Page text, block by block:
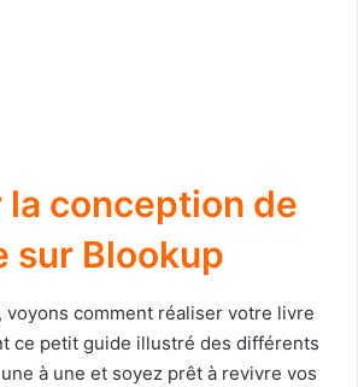
la conception de
sur Blookup
voyons comment réaliser votre livre
ce petit guide illustré des différents
à une et soyez prêt à revivre vos